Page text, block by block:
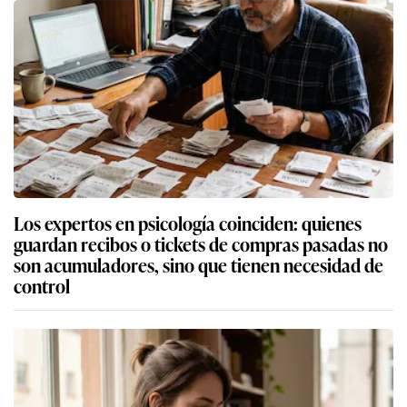
Los expertos en psicología coinciden: quienes
guardan recibos o tickets de compras pasadas no
son acumuladores, sino que tienen necesidad de
control